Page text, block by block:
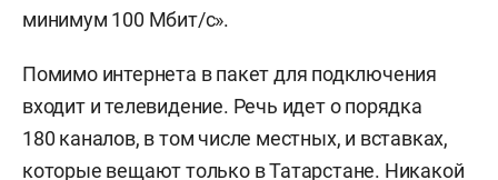
минимум 100 Мбит/с».
Помимо интернета в пакет для подключения
входит и телевидение. Речь идет о порядка
180 каналов, в том числе местных, и вставках,
которые вещают только в Татарстане. Никакой